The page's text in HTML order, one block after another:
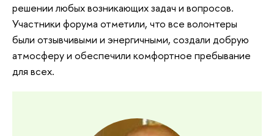
решении любых возникающих задач и вопросов.
Участники форума отметили, что все волонтеры
были отзывчивыми и энергичными, создали добрую
атмосферу и обеспечили комфортное пребывание
для всех.